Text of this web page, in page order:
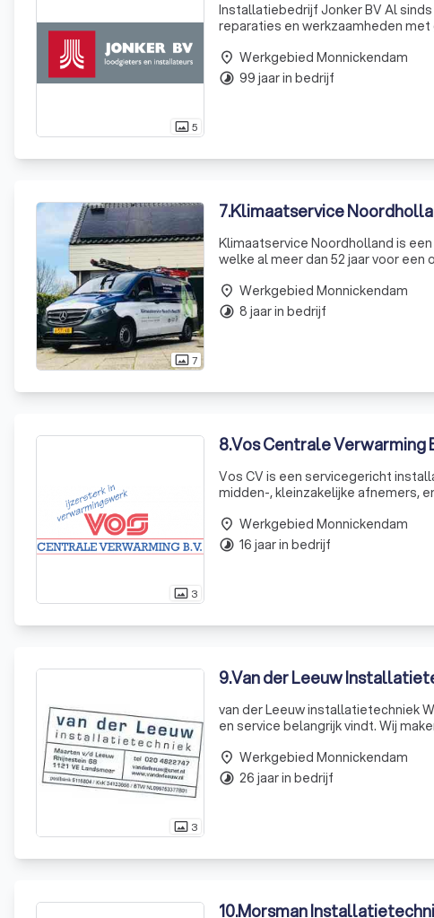
photo_size_select_actual5
Installatiebedrijf Jonker BV Al
reparaties en werkzaamheden
place Werkgebied Monnickendam
timelapse 99 jaar in bedrijf
photo_size_select_actual7
7.Klimaatservice
Klimaatservice Noordholland is
welke al meer dan 52 jaar voor
en
place Werkgebied Monnickendam
timelapse 8 jaar in bedrijf
photo_size_select_actual 3
8.Vos Centrale Verwarming
Vos CV is een servicegericht
midden-, kleinzakelijke afnemers,
a
place Werkgebied Monnickendam
timelapse 16 jaar in bedrijf
photo_size_select_actual 3
9.Van der Leeuw
van der Leeuw installatietechniek Wij zijn een klein landelijk erkend vakwerkbedrijf, dat klantgericht werkt
en service belangrijk vindt. Wij
place Werkgebied Monnickendam
timelapse 26 jaar in bedrijf
10.Morsman